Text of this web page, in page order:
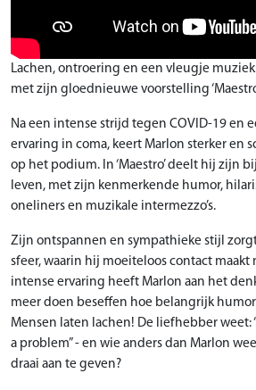
Lachen, ontroering en een vleugje
met zijn gloednieuwe voorstelling
Na een intense strijd tegen COVID-19 en
ervaring in coma, keert Marlon sterker en
op het podium. In ‘Maestro’ deelt hij zijn
leven, met zijn kenmerkende humor,
oneliners en muzikale intermezzo’s.
Zijn ontspannen en sympathieke stijl
sfeer, waarin hij moeiteloos contact
intense ervaring heeft Marlon aan het
meer doen beseffen hoe belangrijk
Mensen laten lachen! De liefhebber weet:
a problem” - en wie anders dan Marlon
draai aan te geven?